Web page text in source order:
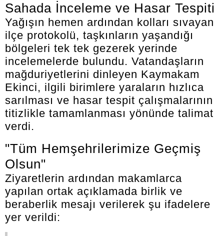
Sahada İnceleme ve Hasar Tespiti
Yağışın hemen ardından kolları sıvayan
ilçe protokolü, taşkınların yaşandığı
bölgeleri tek tek gezerek yerinde
incelemelerde bulundu. Vatandaşların
mağduriyetlerini dinleyen Kaymakam
Ekinci, ilgili birimlere yaraların hızlıca
sarılması ve hasar tespit çalışmalarının
titizlikle tamamlanması yönünde talimat
verdi.
"Tüm Hemşehrilerimize Geçmiş
Olsun"
Ziyaretlerin ardından makamlarca
yapılan ortak açıklamada birlik ve
beraberlik mesajı verilerek şu ifadelere
yer verildi: